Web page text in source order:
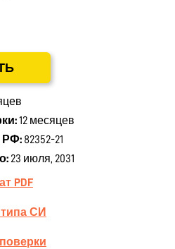
12 месяцев
РФ: 82352-21
23 июля, 2031
PDF
СИ